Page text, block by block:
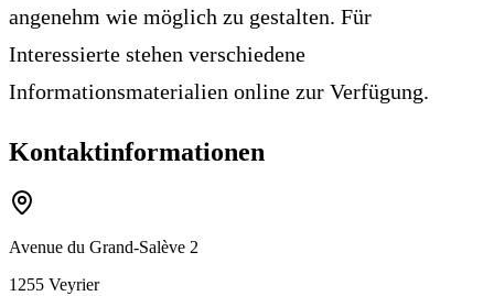
angenehm wie möglich zu gestalten. Für
Interessierte stehen verschiedene
Informationsmaterialien online zur Verfügung.
Kontaktinformationen
Avenue du Grand-Salève 2
1255 Veyrier